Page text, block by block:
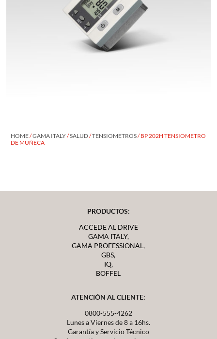
HOME/GAMA ITALY/SALUD/TENSIOMETROS/ BP 202H TENSIOMETRO
DE MUÑECA
PRODUCTOS:
ACCEDE AL DRIVE
GAMA ITALY,
GAMA PROFESSIONAL,
GBS,
IQ,
BOFFEL
ATENCIÓN AL CLIENTE:
0800-555-4262
Lunes a Viernes de 8 a 16hs.
Garantía y Servicio Técnico